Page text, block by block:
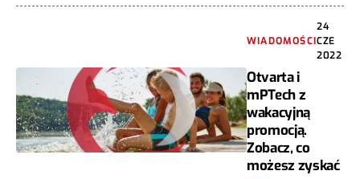
WIADOMOŚCI
24
CZE
2022
Otvarta i
mPTech z
wakacyjną
promocją.
Zobacz, co
możesz zyskać